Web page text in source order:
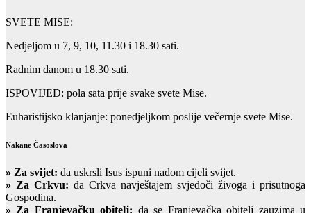
SVETE MISE:
Nedjeljom u 7, 9, 10, 11.30 i 18.30 sati.
Radnim danom u 18.30 sati.
ISPOVIJED: pola sata prije svake svete Mise.
Euharistijsko klanjanje: ponedjeljkom poslije večernje svete Mise.
Nakane Časoslova
» Za svijet: da uskrsli Isus ispuni nadom cijeli svijet.
» Za Crkvu: da Crkva navještajem svjedoči živoga i prisutnoga
Gospodina.
» Za Franjevačku obitelj: da se Franjevačka obitelj zauzima u